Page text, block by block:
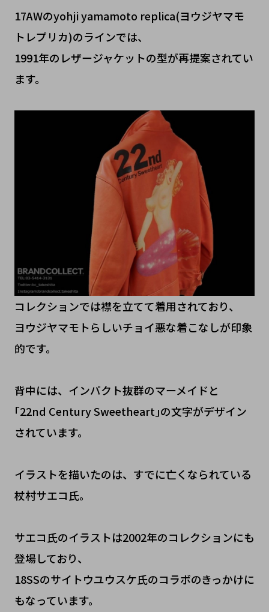
17AWのyohji yamamoto replica(ヨウジヤマモ
トレプリカ)のラインでは、
1991年のレザージャケットの型が再提案されてい
ます。
コレクションでは襟を立てて着用されており、
ヨウジヤマモトらしいチョイ悪な着こなしが印象
的です。
背中には、インパクト抜群のマーメイドと
｢22nd Century Sweetheart｣の文字がデザイン
されています。
イラストを描いたのは、すでに亡くなられている
杖村サエコ氏。
サエコ氏のイラストは2002年のコレクションにも
登場しており、
18SSのサイトウユウスケ氏のコラボのきっかけに
もなっています。